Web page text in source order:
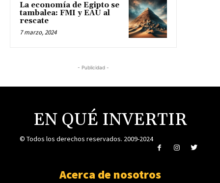
La economía de Egipto se
tambalea: FMI y EAU al
rescate
7 marzo, 2024
- Publicidad -
EN QUÉ INVERTIR
© Todos los derechos reservados. 2009-2024
Acerca de nosotros